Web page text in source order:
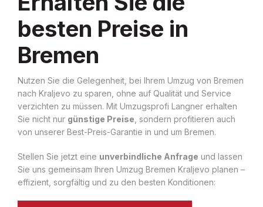
besten Preise in
Bremen
Nutzen Sie die Gelegenheit, bei Ihrem Umzug von Bremen
nach Kraljevo zu sparen, ohne auf Qualität und Service
verzichten zu müssen. Mit Umzugsprofi Langner erhalten
Sie nicht nur günstige Preise , sondern profitieren auch
von unserer Best-Preis-Garantie in und um Bremen.
Stellen Sie jetzt eine unverbindliche Anfrage und lassen
Sie uns gemeinsam Ihren Umzug Bremen Kraljevo planen –
effizient, sorgfältig und zu den besten Konditionen: